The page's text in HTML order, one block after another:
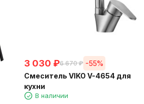
3 030 ₽6 670 ₽ -55%
Смеситель VIKO V-4654 для
кухни
В наличии